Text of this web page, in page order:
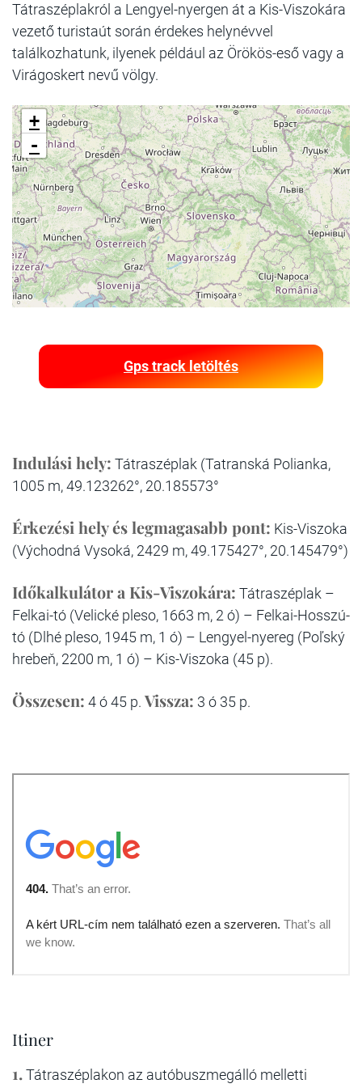
Tátraszéplakról a Lengyel-nyergen át a Kis-Viszokára
vezető turistaút során érdekes helynévvel
találkozhatunk, ilyenek például az Örökös-eső vagy a
Virágoskert nevű völgy.
+
-
Gps track letöltés
Indulási hely: Tátraszéplak (Tatranská Polianka,
1005 m, 49.123262°, 20.185573°
Érkezési hely és legmagasabb pont: Kis-Viszoka
(Východná Vysoká, 2429 m, 49.175427°, 20.145479°)
Időkalkulátor a Kis-Viszokára: Tátraszéplak –
Felkai-tó (Velické pleso, 1663 m, 2 ó) – Felkai-Hosszú-
tó (Dlhé pleso, 1945 m, 1 ó) – Lengyel-nyereg (Poľský
hrebeň, 2200 m, 1 ó) – Kis-Viszoka (45 p).
Összesen: 4 ó 45 p. Vissza: 3 ó 35 p.
Itiner
1.Tátraszéplakon az autóbuszmegálló melletti